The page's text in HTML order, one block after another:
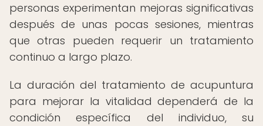
personas experimentan mejoras significativas
después de unas pocas sesiones, mientras
que otras pueden requerir un tratamiento
continuo a largo plazo.
La duración del tratamiento de acupuntura
para mejorar la vitalidad dependerá de la
condición específica del individuo, su